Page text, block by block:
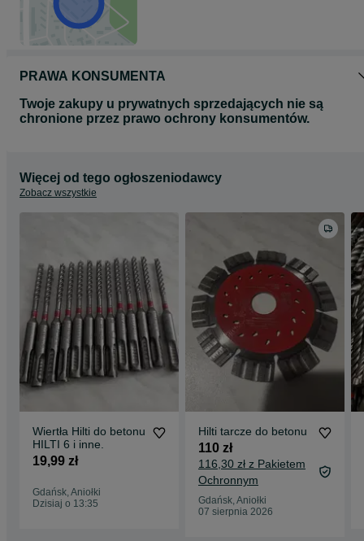
PRAWA KONSUMENTA
Twoje zakupy u prywatnych sprzedających nie są
chronione przez prawo ochrony konsumentów.
Więcej od tego ogłoszeniodawcy
Zobacz wszystkie
Wiertła Hilti do betonu
HILTI 6 i inne.
19,99 zł
Gdańsk, Aniołki
Dzisiaj o 13:35
Hilti tarcze do betonu
110 zł
116,30 zł z Pakietem
Ochronnym
Gdańsk, Aniołki
07 sierpnia 2026